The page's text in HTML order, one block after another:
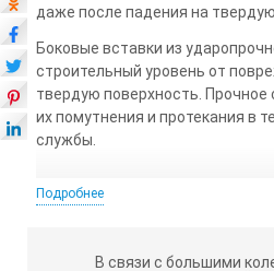
даже после падения на
Боковые вставки из
строительный уровень от
твердую поверхность.
их помутнения и протекания в
службы.
Подробнее
В связи с большими